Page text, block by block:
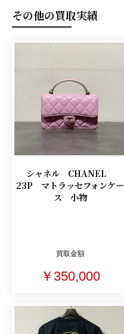
その他の買取実績
シャネル CHANEL
23P マトラッセフォンケー
ス 小物
買取金額
￥350,000